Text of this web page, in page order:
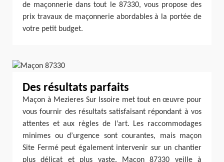
de maçonnerie dans tout le 87330, vous propose des
prix travaux de maçonnerie abordables à la portée de
votre petit budget.
Des résultats parfaits
Maçon à Mezieres Sur Issoire met tout en œuvre pour
vous fournir des résultats satisfaisant répondant à vos
attentes et aux règles de l’art. Les raccommodages
minimes ou d’urgence sont courantes, mais maçon
Site Fermé peut également intervenir sur un chantier
plus délicat et plus vaste. Maçon 87330 veille à